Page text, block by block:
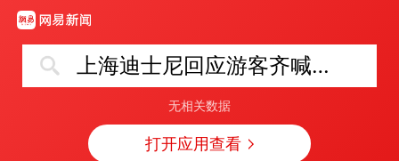
上海迪士尼回应游客齐喊“退票”
无相关数据
打开应用查看